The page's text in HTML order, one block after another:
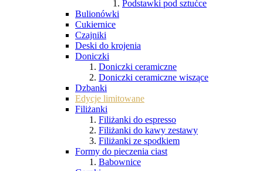
Podstawki pod sztućce
Bulionówki
Cukiernice
Czajniki
Deski do krojenia
Doniczki
Doniczki ceramiczne
Doniczki ceramiczne wiszące
Dzbanki
Edycje limitowane
Filiżanki
Filiżanki do espresso
Filiżanki do kawy zestawy
Filiżanki ze spodkiem
Formy do pieczenia ciast
Babownice